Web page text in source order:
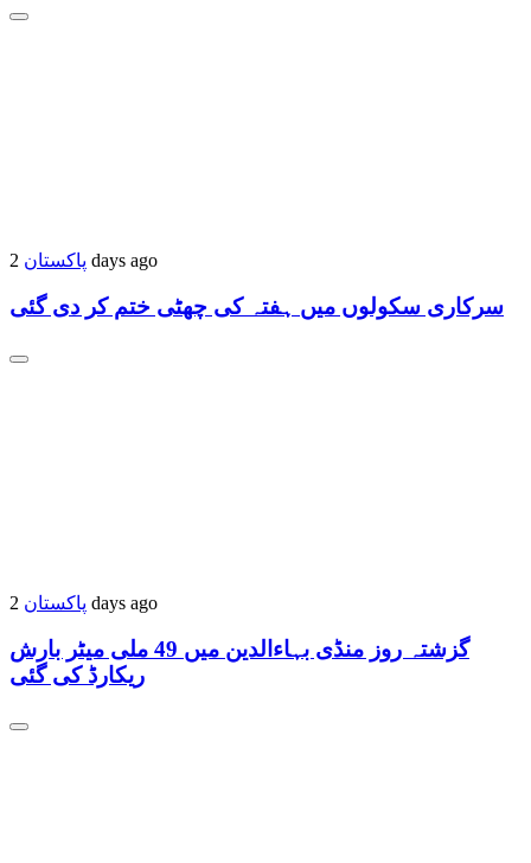
پاکستان 2 days ago
سرکاری سکولوں میں ہفتہ کی چھٹی ختم کر دی گئی
پاکستان 2 days ago
گزشتہ روز منڈی بہاءالدین میں 49 ملی میٹر بارش
ریکارڈ کی گئی